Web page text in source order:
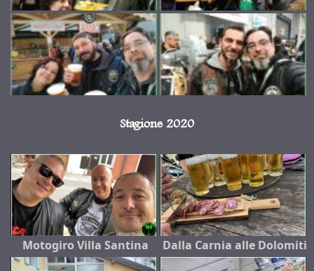
Stagione 2020
Motogiro Villa Santina Dalla Carnia alle Dolomiti